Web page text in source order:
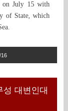
on July 15 with
of State, which
16
성 대변인대